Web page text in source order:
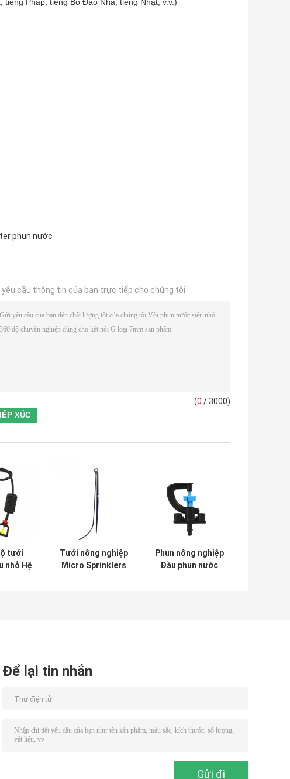
Pháp, tiếng Bồ Đào Nha, tiếng Nhật, v.v.)
phun nước
yêu cầu thông tin của bạn trực tiếp cho chúng tôi
(0 / 3000)
tưới
nhỏ Hệ
Tưới nông nghiệp
Micro Sprinklers
Phun nông nghiệp
Đầu phun nước
Để lại tin nhắn